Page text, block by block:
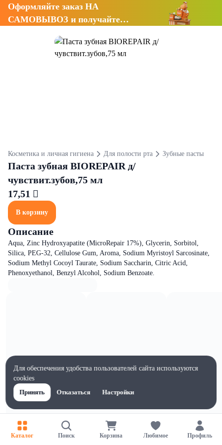
Оформляйте заказ НА
САМОВЫВОЗ и получайте
Косметика и личная гигиена Для полости рта Зубные пасты
Паста зубная BIOREPAIR д/
чувствит.зубов,75 мл
17,51 
В корзину
Описание
Aqua, Zinc Hydroxyapatite (MicroRepair 17%), Glycerin, Sorbitol,
Silica, PEG-32, Cellulose Gum, Aroma, Sodium Myristoyl Sarcosinate,
Sodium Methyl Cocoyl Taurate, Sodium Saccharin, Citric Acid,
Phenoxyethanol, Benzyl Alcohol, Sоdium Benzoate.
Каталог Поиск Корзина Любимое Профиль
Для обеспечения удобства пользователей сайта используются
cookies
Принять
Отказаться Настройки